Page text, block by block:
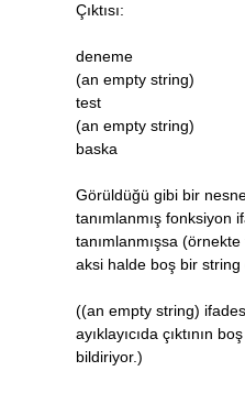
Çıktısı:
deneme
(an empty string)
test
(an empty string)
baska
Görüldüğü gibi bir
tanımlanmış fonksiyon
tanımlanmışsa
aksi halde boş bir string
((an empty string)
ayıklayıcıda çıktının
bildiriyor.)